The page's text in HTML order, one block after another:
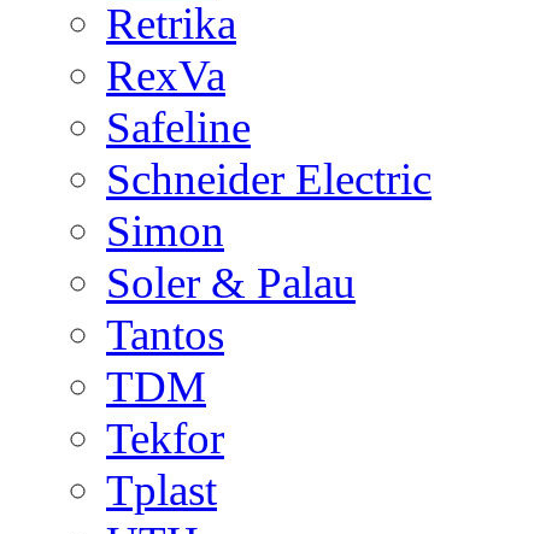
Retrika
RexVa
Safeline
Schneider Electric
Simon
Soler & Palau
Tantos
TDM
Tekfor
Tplast